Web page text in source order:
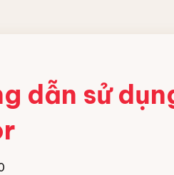
đồ vải công nghiệp
Chất giặt
dẫn sử